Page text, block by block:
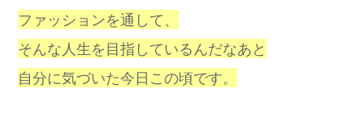
ファッションを通して、
そんな人生を目指しているんだなあと
自分に気づいた今日この頃です。